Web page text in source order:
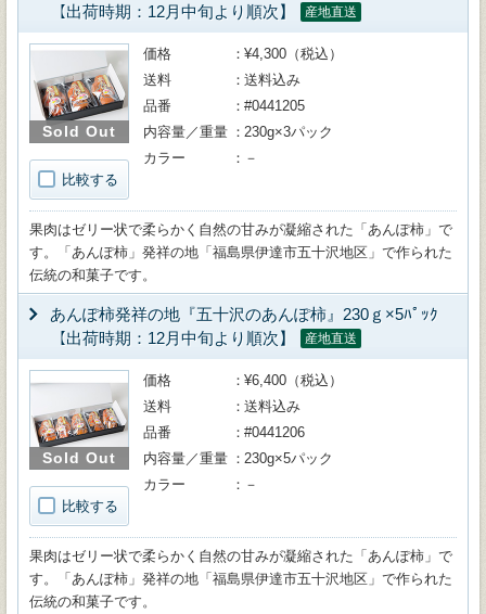
【出荷時期：12月中旬より順次】
産地直送
Sold Out
比較する
価格
¥4,300（税込）
送料
送料込み
品番
#0441205
内容量／重量
230g×3パック
カラー
－
果肉はゼリー状で柔らかく自然の甘みが凝縮された「あんぽ柿」で
す。「あんぽ柿」発祥の地「福島県伊達市五十沢地区」で作られた
伝統の和菓子です。
あんぽ柿発祥の地『五十沢のあんぽ柿』230ｇ×5ﾊﾟｯｸ
【出荷時期：12月中旬より順次】
産地直送
Sold Out
比較する
価格
¥6,400（税込）
送料
送料込み
品番
#0441206
内容量／重量
230g×5パック
カラー
－
果肉はゼリー状で柔らかく自然の甘みが凝縮された「あんぽ柿」で
す。「あんぽ柿」発祥の地「福島県伊達市五十沢地区」で作られた
伝統の和菓子です。